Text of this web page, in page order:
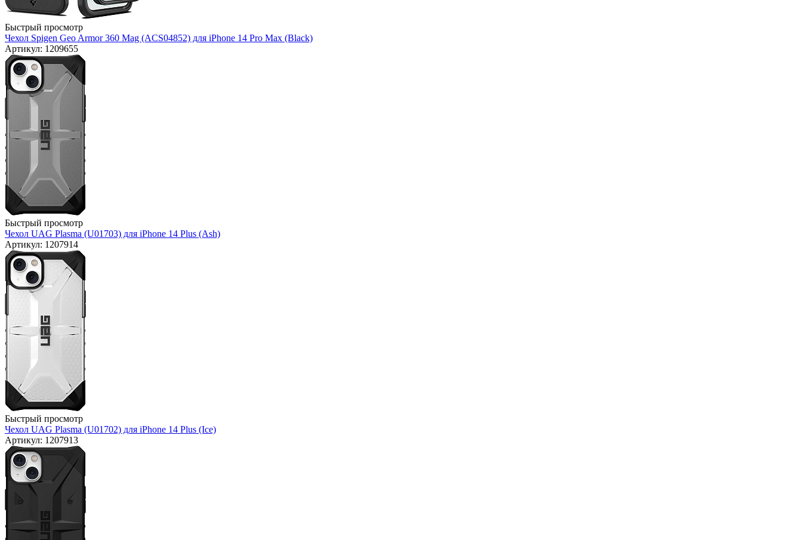
Быстрый просмотр
Чехол Spigen Geo Armor 360 Mag (ACS04852) для iPhone 14 Pro Max (Black)
Артикул: 1209655
Быстрый просмотр
Чехол UAG Plasma (U01703) для iPhone 14 Plus (Ash)
Артикул: 1207914
Быстрый просмотр
Чехол UAG Plasma (U01702) для iPhone 14 Plus (Ice)
Артикул: 1207913